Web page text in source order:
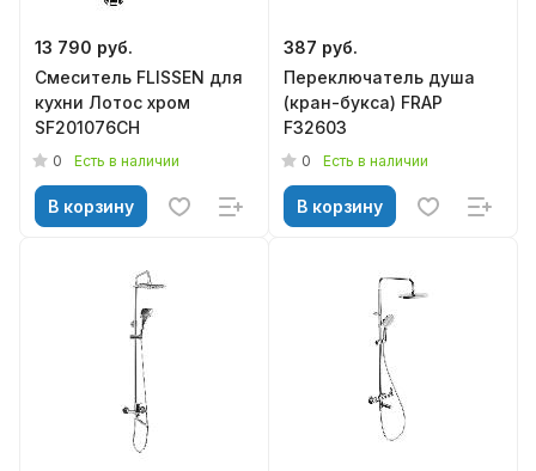
13 790 руб.
Смеситель FLISSEN для
кухни Лотос хром
SF201076CH
0 Есть в наличии
В корзину
387 руб.
Переключатель душа
(кран-букса) FRAP
F32603
0 Есть в наличии
В корзину